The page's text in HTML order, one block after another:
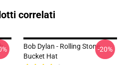
correlati
Bob Dylan - Rolling Stone
Bucket Hat
-20%